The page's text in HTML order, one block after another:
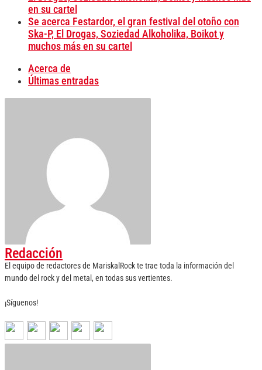
en su cartel
Se acerca Festardor, el gran festival del otoño con
Ska-P, El Drogas, Soziedad Alkoholika, Boikot y
muchos más en su cartel
Acerca de
Últimas entradas
Redacción
El equipo de redactores de MariskalRock te trae toda la información del
mundo del rock y del metal, en todas sus vertientes.
¡Síguenos!